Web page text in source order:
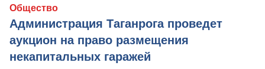
Общество
Администрация Таганрога проведет
аукцион на право размещения
некапитальных гаражей